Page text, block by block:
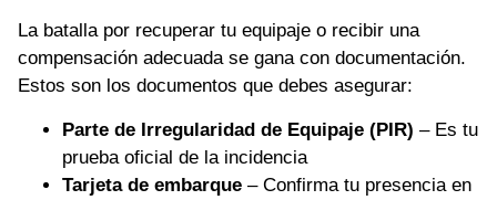
La batalla por recuperar tu equipaje o recibir una
compensación adecuada se gana con documentación.
Estos son los documentos que debes asegurar:
Parte de Irregularidad de Equipaje (PIR) – Es tu
prueba oficial de la incidencia
Tarjeta de embarque – Confirma tu presencia en